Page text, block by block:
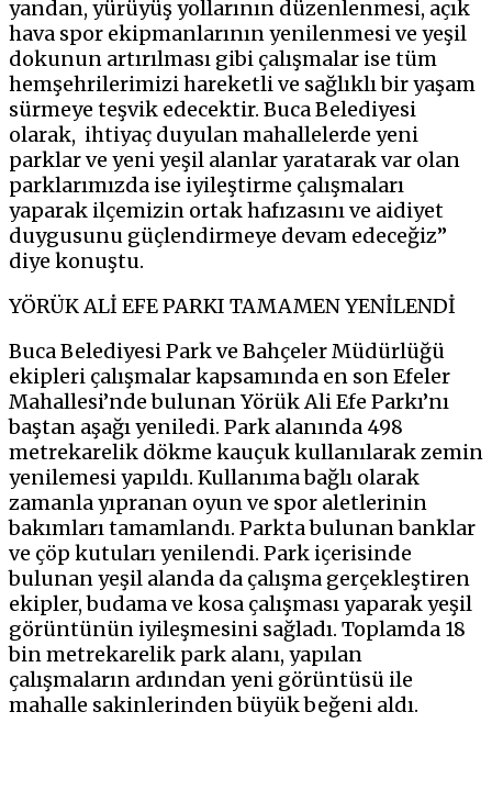
yandan, yürüyüş yollarının düzenlenmesi, açık
hava spor ekipmanlarının yenilenmesi ve yeşil
dokunun artırılması gibi çalışmalar ise tüm
hemşehrilerimizi hareketli ve sağlıklı bir yaşam
sürmeye teşvik edecektir. Buca Belediyesi
olarak, ihtiyaç duyulan mahallelerde yeni
parklar ve yeni yeşil alanlar yaratarak var olan
parklarımızda ise iyileştirme çalışmaları
yaparak ilçemizin ortak hafızasını ve aidiyet
duygusunu güçlendirmeye devam edeceğiz”
diye konuştu.
YÖRÜK ALİ EFE PARKI TAMAMEN YENİLENDİ
Buca Belediyesi Park ve Bahçeler Müdürlüğü
ekipleri çalışmalar kapsamında en son Efeler
Mahallesi’nde bulunan Yörük Ali Efe Parkı’nı
baştan aşağı yeniledi. Park alanında 498
metrekarelik dökme kauçuk kullanılarak zemin
yenilemesi yapıldı. Kullanıma bağlı olarak
zamanla yıpranan oyun ve spor aletlerinin
bakımları tamamlandı. Parkta bulunan banklar
ve çöp kutuları yenilendi. Park içerisinde
bulunan yeşil alanda da çalışma gerçekleştiren
ekipler, budama ve kosa çalışması yaparak yeşil
görüntünün iyileşmesini sağladı. Toplamda 18
bin metrekarelik park alanı, yapılan
çalışmaların ardından yeni görüntüsü ile
mahalle sakinlerinden büyük beğeni aldı.